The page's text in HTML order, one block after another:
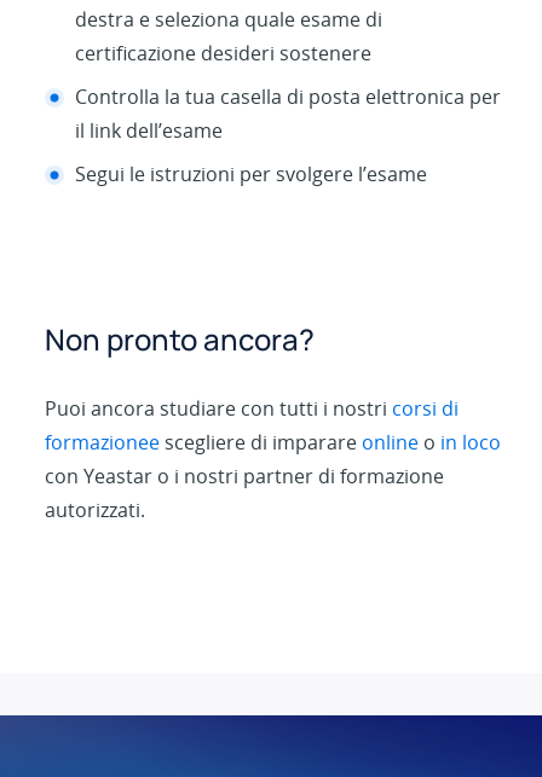
destra e seleziona quale esame di
certificazione desideri sostenere
Controlla la tua casella di posta elettronica per
il link dell’esame
Segui le istruzioni per svolgere l’esame
Non pronto ancora?
Puoi ancora studiare con tutti i nostri corsi di
formazionee scegliere di imparare online o in loco
con Yeastar o i nostri partner di formazione
autorizzati.